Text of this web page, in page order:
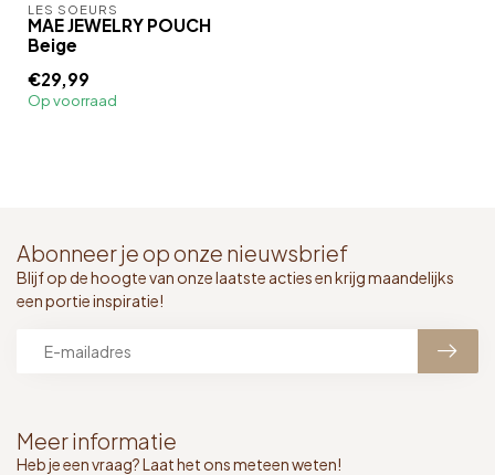
LES SOEURS
MAE JEWELRY POUCH
Beige
€29,99
Op voorraad
Meer informatie
Heb je een vraag? Laat het ons meteen weten!
Abonneer je op onze nieuwsbrief
Blijf op de hoogte van onze laatste acties en krijg maandelijks
een portie inspiratie!